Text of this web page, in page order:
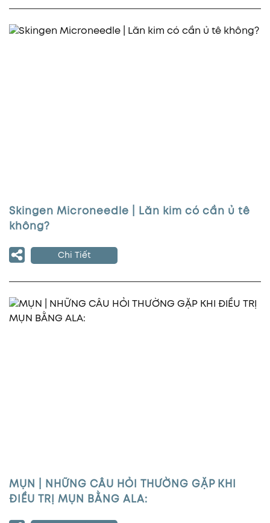
Skingen Microneedle | Lăn kim có cần ủ tê
không?
Chi Tiết
MỤN | NHỮNG CÂU HỎI THƯỜNG GẶP KHI
ĐIỀU TRỊ MỤN BẰNG ALA: